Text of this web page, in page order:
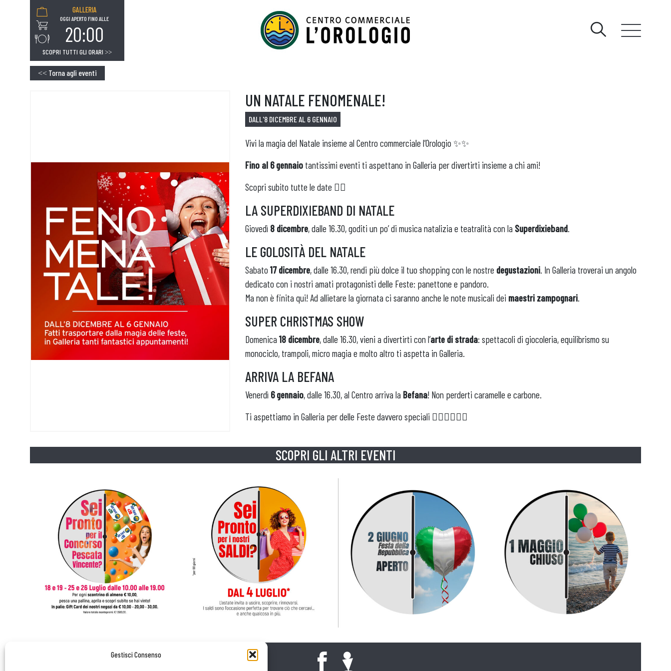
Gestisci Consenso
GALLERIA
OGGI APERTO FINO ALLE
20:00
SCOPRI TUTTI GLI ORARI >>
<< Torna agli eventi
UN NATALE FENOMENALE!
DALL'8 DICEMBRE AL 6 GENNAIO
Vivi la magia del Natale insieme al Centro commerciale l’Orologio ✨✨
Fino al 6 gennaio tantissimi eventi ti aspettano in Galleria per divertirti insieme a chi ami!
Scopri subito tutte le date 👇🏻
LA SUPERDIXIEBAND DI NATALE
Giovedì 8 dicembre, dalle 16.30, goditi un po’ di musica natalizia e teatralità con la Superdixieband.
LE GOLOSITÀ DEL NATALE
Sabato 17 dicembre, dalle 16.30, rendi più dolce il tuo shopping con le nostre degustazioni. In Galleria troverai un angolo
dedicato con i nostri amati protagonisti delle Feste: panettone e pandoro.
Ma non è finita qui! Ad allietare la giornata ci saranno anche le note musicali dei maestri zampognari.
SUPER CHRISTMAS SHOW
Domenica 18 dicembre, dalle 16.30, vieni a divertirti con l’arte di strada: spettacoli di giocoleria, equilibrismo su
monociclo, trampoli, micro magia e molto altro ti aspetta in Galleria.
ARRIVA LA BEFANA
Venerdì 6 gennaio, dalle 16.30, al Centro arriva la Befana! Non perderti caramelle e carbone.
Ti aspettiamo in Galleria per delle Feste davvero speciali 🙋🏼‍♀️🙋🏻‍♂️
SCOPRI GLI ALTRI EVENTI